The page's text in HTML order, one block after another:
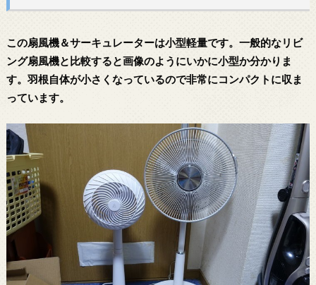
この扇風機＆サーキュレーターは小型軽量です。一般的なリビ
ング扇風機と比較すると画像のようにいかに小型か分かりま
す。羽根自体が小さくなっているので非常にコンパクトに収ま
っています。